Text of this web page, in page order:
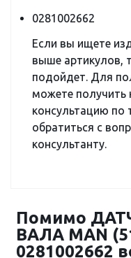
0281002662
Если вы ищете
выше артикулов,
подойдет. Для
можете
консультацию по
обратиться с
консультанту.
Помимо
ВАЛА MAN
0281002662